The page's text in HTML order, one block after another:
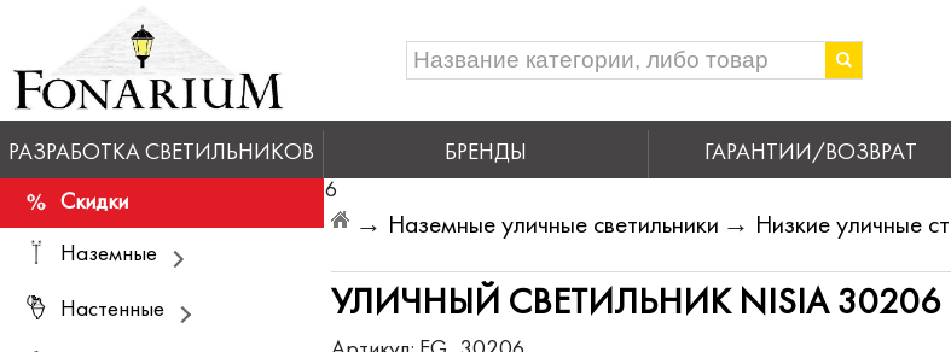
РАЗРАБОТКА СВЕТИЛЬНИКОВ БРЕНДЫ ГАРАНТИИ/ВОЗВРАТ
Скидки
Наземные
Настенные
6
→ Низкие уличные
→ Наземные уличные светильники
УЛИЧНЫЙ СВЕТИЛЬНИК NISIA 30206